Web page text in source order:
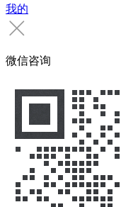
我的
微信咨询